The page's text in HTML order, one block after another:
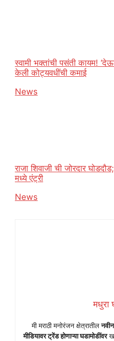
स्वामी भक्तांची पसंती कायम!
केली कोट्यवधींची कमाई
In relation to
News
राजा शिवाजी ची जोरदार
मध्ये एंट्री
In relation to
News
मधुरा
मी मराठी मनोरंजन क्षेत्रातील
मीडियावर ट्रेंड होणाऱ्या घडामोडींवर